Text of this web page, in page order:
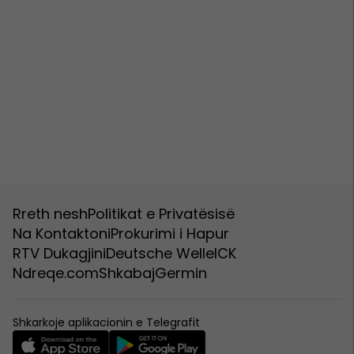
Rreth neshPolitikat e Privatësisë
Na KontaktoniProkurimi i Hapur
RTV DukagjiniDeutsche WelleICK
Ndreqe.comShkabajGermin
Shkarkoje aplikacionin e Telegrafit